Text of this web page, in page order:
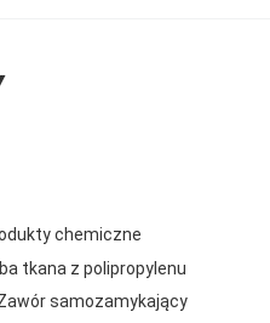
chemiczne
tkana z polipropylenu
samozamykający